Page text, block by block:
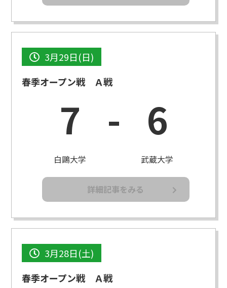
3月29日(日)
春季オープン戦 Ａ戦
7
白鷗大学
- 6
武蔵大学
詳細記事をみる
3月28日(土)
春季オープン戦 Ａ戦